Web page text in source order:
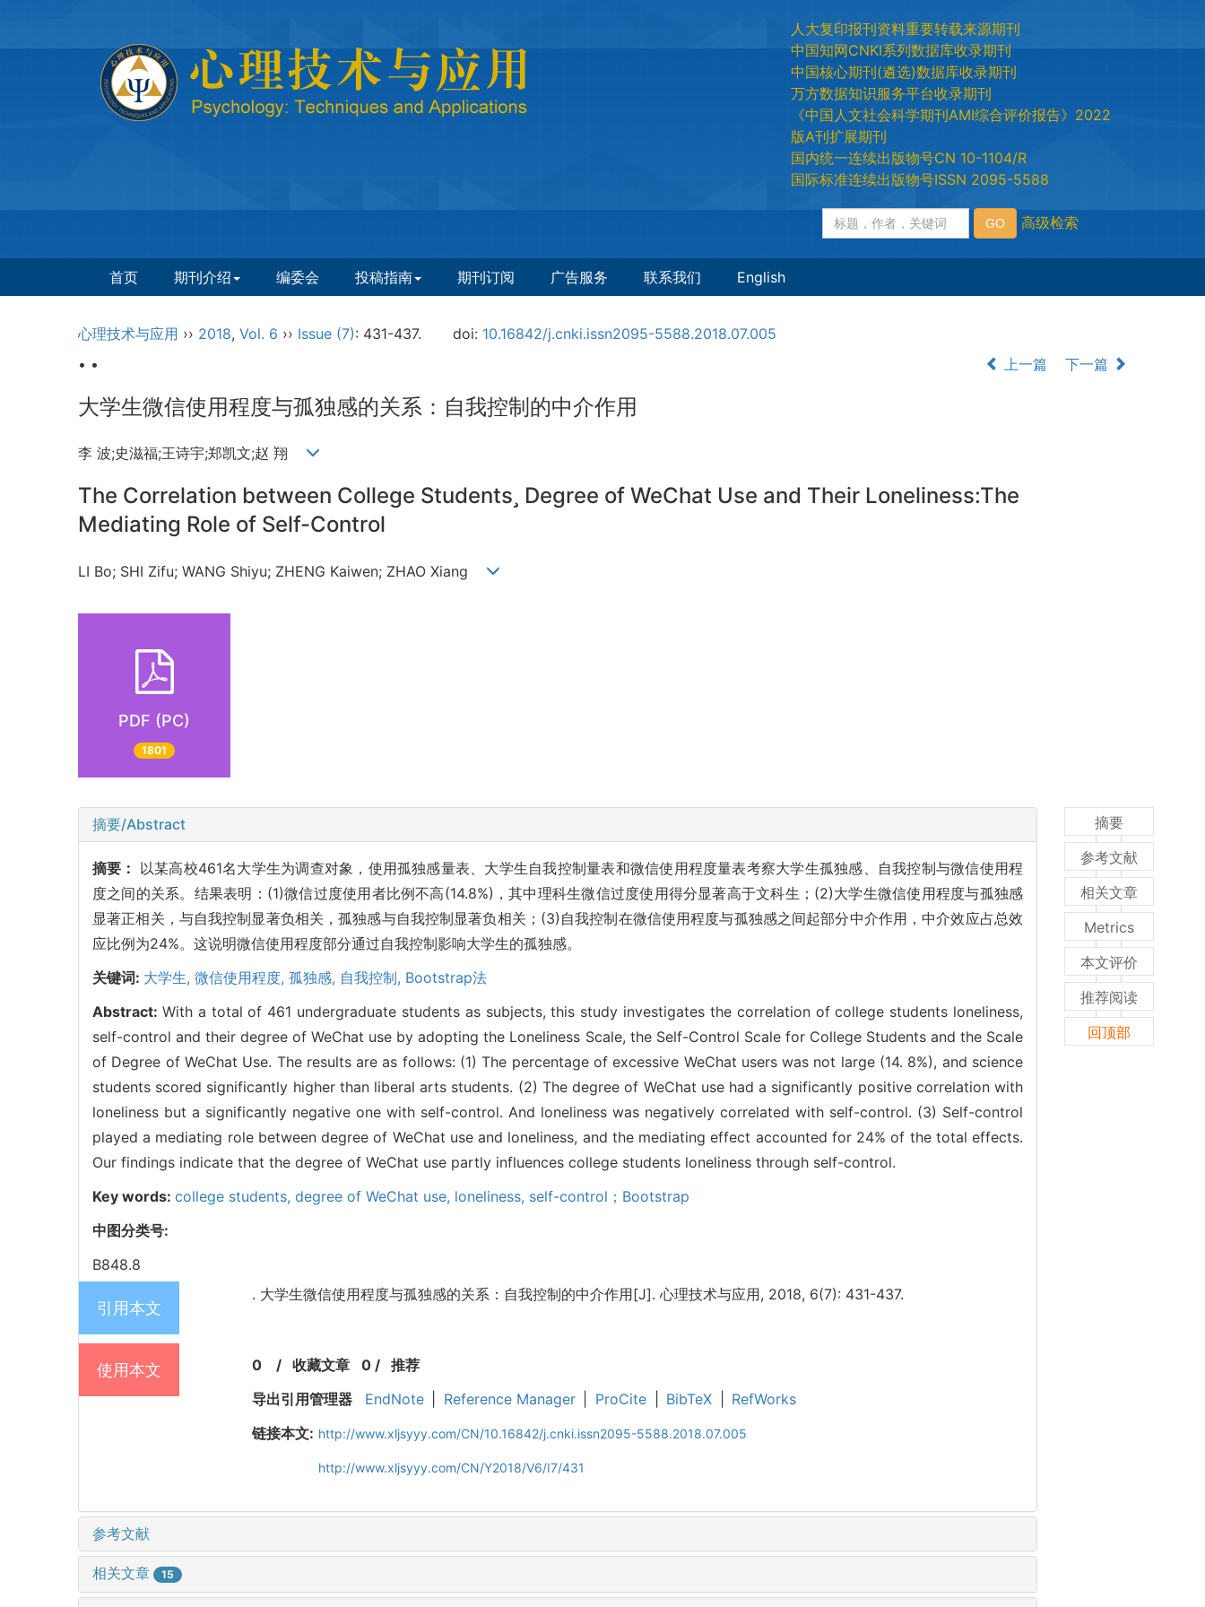
人大复印报刊资料重要转载来源期刊
中国知网CNKI系列数据库收录期刊
中国核心期刊(遴选)数据库收录期刊
万方数据知识服务平台收录期刊
《中国人文社会科学期刊AMI综合评价报告》2022
版A刊扩展期刊
国内统一连续出版物号CN 10-1104/R
国际标准连续出版物号ISSN 2095-5588
首页 期刊介绍 编委会 投稿指南 期刊订阅 广告服务 联系我们 English
心理技术与应用 ›› 2018, Vol. 6 ›› Issue (7): 431-437. doi: 10.16842/j.cnki.issn2095-5588.2018.07.005
• •
上一篇 下一篇
大学生微信使用程度与孤独感的关系：自我控制的中介作用
李 波;史滋福;王诗宇;郑凯文;赵 翔
The Correlation between College Students Degree of WeChat Use and Their Loneliness:The
Mediating Role of Self-Control
LI Bo; SHI Zifu; WANG Shiyu; ZHENG Kaiwen; ZHAO Xiang
PDF (PC)
1801
摘要/Abstract
摘要： 以某高校461名大学生为调查对象，使用孤独感量表、大学生自我控制量表和微信使用程度量表考察大学生孤独感、自我控制与微信使用程
度之间的关系。结果表明：(1)微信过度使用者比例不高(14.8%)，其中理科生微信过度使用得分显著高于文科生；(2)大学生微信使用程度与孤独感
显著正相关，与自我控制显著负相关，孤独感与自我控制显著负相关；(3)自我控制在微信使用程度与孤独感之间起部分中介作用，中介效应占总效
应比例为24%。这说明微信使用程度部分通过自我控制影响大学生的孤独感。
关键词: 大学生, 微信使用程度, 孤独感, 自我控制, Bootstrap法
Abstract: With a total of 461 undergraduate students as subjects, this study investigates the correlation of college students loneliness,
self-control and their degree of WeChat use by adopting the Loneliness Scale, the Self-Control Scale for College Students and the Scale
of Degree of WeChat Use. The results are as follows: (1) The percentage of excessive WeChat users was not large (14. 8%), and science
students scored significantly higher than liberal arts students. (2) The degree of WeChat use had a significantly positive correlation with
loneliness but a significantly negative one with self-control. And loneliness was negatively correlated with self-control. (3) Self-control
played a mediating role between degree of WeChat use and loneliness, and the mediating effect accounted for 24% of the total effects.
Our findings indicate that the degree of WeChat use partly influences college students loneliness through self-control.
Key words: college students, degree of WeChat use, loneliness, self-control；Bootstrap
中图分类号:
B848.8
引用本文
. 大学生微信使用程度与孤独感的关系：自我控制的中介作用[J]. 心理技术与应用, 2018, 6(7): 431-437.
使用本文 0 / 收藏文章 0/ 推荐
导出引用管理器
EndNote Reference Manager ProCite BibTeX
RefWorks
链接本文: http://www.xljsyyy.com/CN/10.16842/j.cnki.issn2095-5588.2018.07.005
http://www.xljsyyy.com/CN/Y2018/V6/I7/431
参考文献
相关文章 15
摘要
参考文献
相关文章
Metrics
本文评价
推荐阅读
回顶部